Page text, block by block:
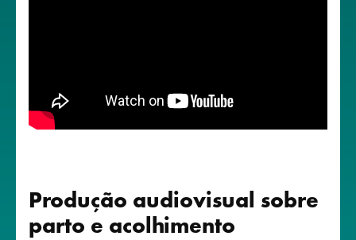
Produção audiovisual sobre
parto e acolhimento